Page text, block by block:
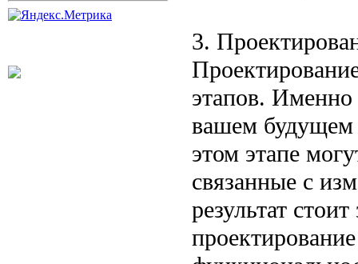
3.
этапов. Именно
вашем будущем
этом этапе
связанные с
результат